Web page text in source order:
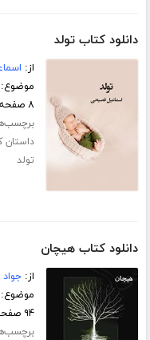
دانلود کتاب تولد
از:
۸ صفحه
داستان
تولد
دانلود کتاب هیچان
از:
۹۴ صفحه